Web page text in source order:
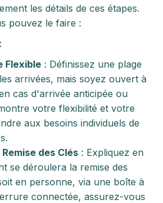
les détails de ces étapes.
pouvez le faire :
:
Flexible : Définissez une plage
arrivées, mais soyez ouvert à
cas d'arrivée anticipée ou
votre flexibilité et votre
aux besoins individuels de
des Clés : Expliquez en
se déroulera la remise des
en personne, via une boîte à
connectée, assurez-vous